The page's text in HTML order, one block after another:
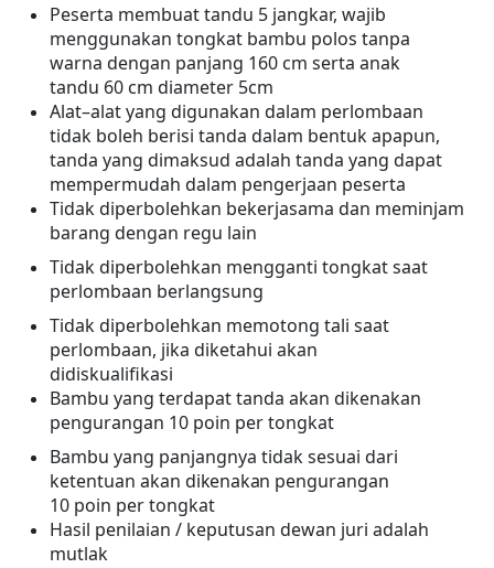
Peserta membuat tandu 5 jangkar, wajib
menggunakan tongkat bambu polos tanpa
warna dengan panjang 160 cm serta anak
tandu 60 cm diameter 5cm
Alat–alat yang digunakan dalam perlombaan
tidak boleh berisi tanda dalam bentuk apapun,
tanda yang dimaksud adalah tanda yang dapat
mempermudah dalam pengerjaan peserta
Tidak diperbolehkan bekerjasama dan meminjam
barang dengan regu lain
Tidak diperbolehkan mengganti tongkat saat
perlombaan berlangsung
Tidak diperbolehkan memotong tali saat
perlombaan, jika diketahui akan
didiskualifikasi
Bambu yang terdapat tanda akan dikenakan
pengurangan 10 poin per tongkat
Bambu yang panjangnya tidak sesuai dari
ketentuan akan dikenakan pengurangan
10 poin per tongkat
Hasil penilaian / keputusan dewan juri adalah
mutlak